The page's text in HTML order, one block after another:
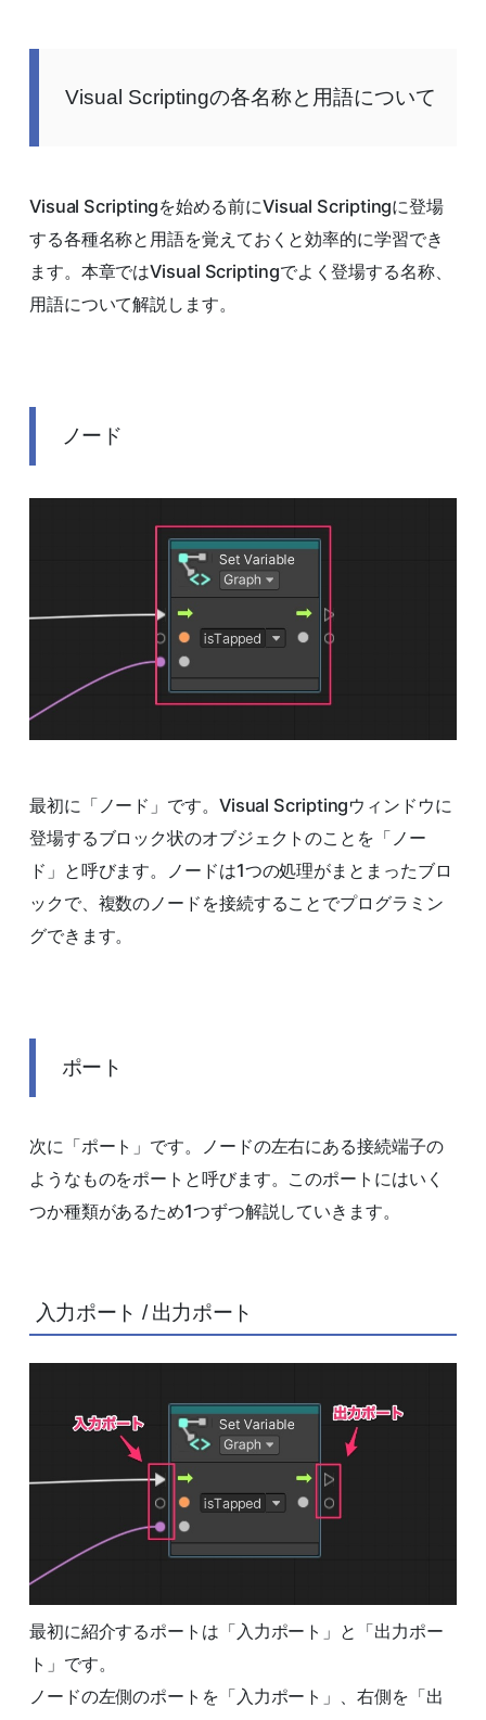
Visual Scriptingの各名称と用語について
Visual Scriptingを始める前にVisual Scriptingに登場
する各種名称と用語を覚えておくと効率的に学習でき
ます。本章ではVisual Scriptingでよく登場する名称、
用語について解説します。
ノード
最初に「ノード」です。Visual Scriptingウィンドウに
登場するブロック状のオブジェクトのことを「ノー
ド」と呼びます。ノードは1つの処理がまとまったブロ
ックで、複数のノードを接続することでプログラミン
グできます。
ポート
次に「ポート」です。ノードの左右にある接続端子の
ようなものをポートと呼びます。このポートにはいく
つか種類があるため1つずつ解説していきます。
入力ポート / 出力ポート
最初に紹介するポートは「入力ポート」と「出力ポー
ト」です。
ノードの左側のポートを「入力ポート」、右側を「出